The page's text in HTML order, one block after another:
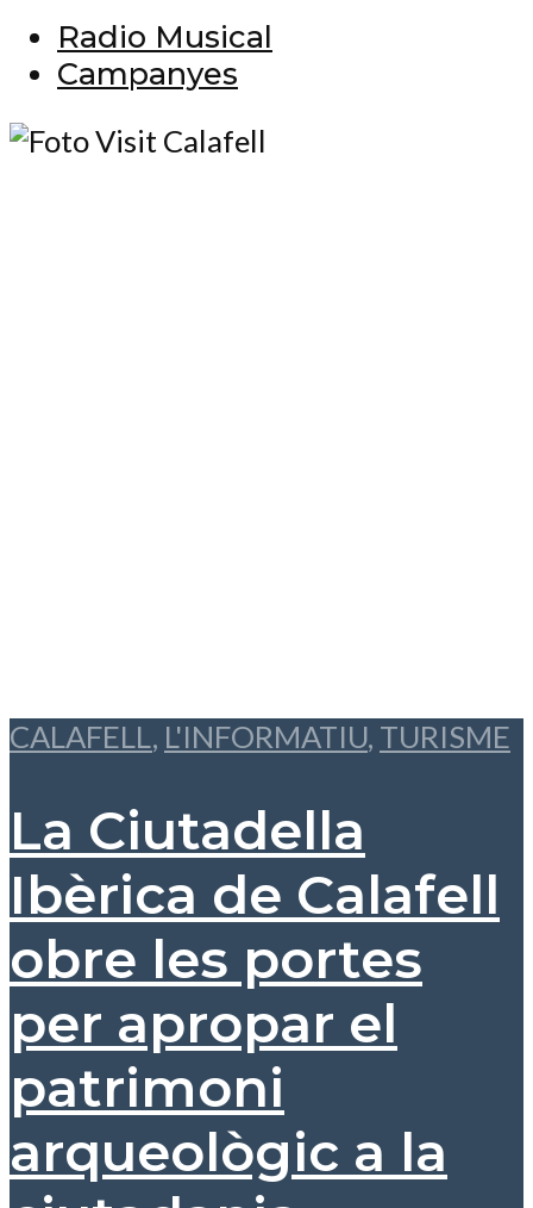
Radio Musical
Campanyes
CALAFELL , L'INFORMATIU, TURISME
La Ciutadella
Ibèrica de Calafell
obre les portes
per apropar el
patrimoni
arqueològic a la